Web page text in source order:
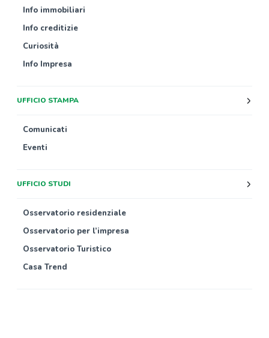
Info immobiliari
Info creditizie
Curiosità
Info Impresa
UFFICIO STAMPA
Comunicati
Eventi
UFFICIO STUDI
Osservatorio residenziale
Osservatorio per l’impresa
Osservatorio Turistico
Casa Trend